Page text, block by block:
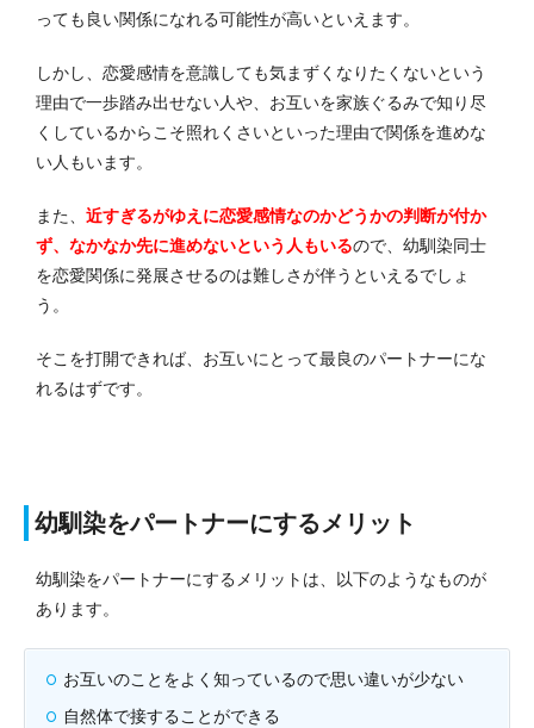
っても良い関係になれる可能性が高いといえます。
しかし、恋愛感情を意識しても気まずくなりたくないという
理由で一歩踏み出せない人や、お互いを家族ぐるみで知り尽
くしているからこそ照れくさいといった理由で関係を進めな
い人もいます。
また、 近すぎるがゆえに恋愛感情なのかどうかの判断が付か
ず、なかなか先に進めないという人もいるので、幼馴染同士
を恋愛関係に発展させるのは難しさが伴うといえるでしょ
う。
そこを打開できれば、お互いにとって最良のパートナーにな
れるはずです。
幼馴染をパートナーにするメリット
幼馴染をパートナーにするメリットは、以下のようなものが
あります。
お互いのことをよく知っているので思い違いが少ない
自然体で接することができる